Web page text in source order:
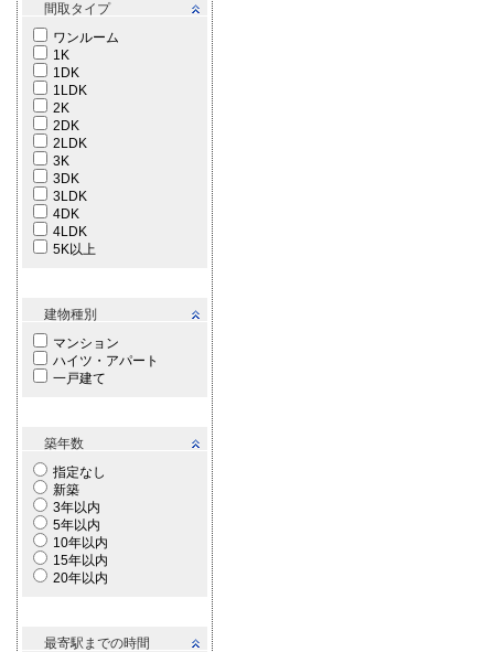
間取タイプ
ワンルーム
1K
1DK
1LDK
2K
2DK
2LDK
3K
3DK
3LDK
4DK
4LDK
5K以上
建物種別
マンション
ハイツ・アパート
一戸建て
築年数
指定なし
新築
3年以内
5年以内
10年以内
15年以内
20年以内
最寄駅までの時間